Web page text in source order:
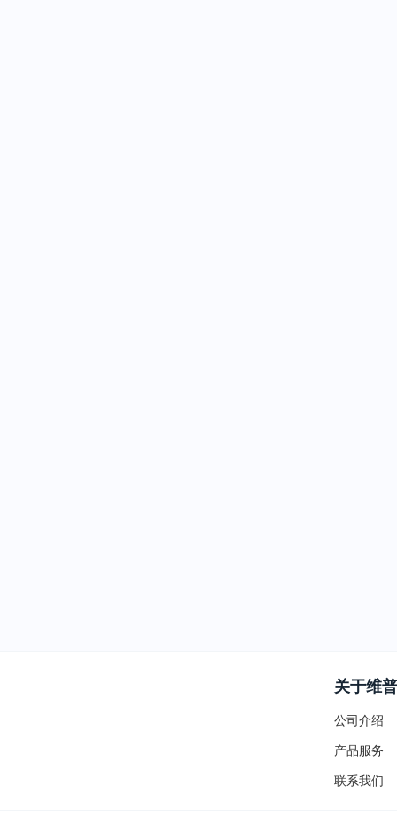
关于维普
公司介绍
产品服务
联系我们